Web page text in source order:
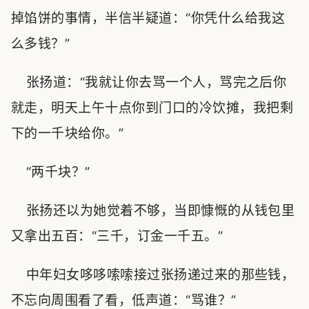
掉馅饼的事情，半信半疑道：“你凭什么给我这
么多钱？”
张扬道：“我就让你去骂一个人，骂完之后你
就走，明天上午十点你到门口的冷饮摊，我把剩
下的一千块给你。”
“两千块？”
张扬还以为她觉着不够，当即慷慨的从钱包里
又拿出五百：“三千，订金一千五。”
中年妇女哆哆嗦嗦接过张扬递过来的那些钱，
不忘向周围看了看，低声道：“骂谁？”